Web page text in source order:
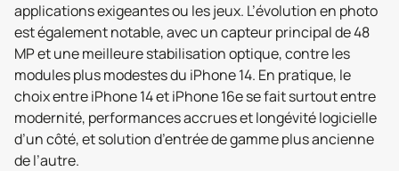
applications exigeantes ou les jeux. L’évolution en photo
est également notable, avec un capteur principal de 48
MP et une meilleure stabilisation optique, contre les
modules plus modestes du iPhone 14. En pratique, le
choix entre iPhone 14 et iPhone 16e se fait surtout entre
modernité, performances accrues et longévité logicielle
d’un côté, et solution d’entrée de gamme plus ancienne
de l’autre.